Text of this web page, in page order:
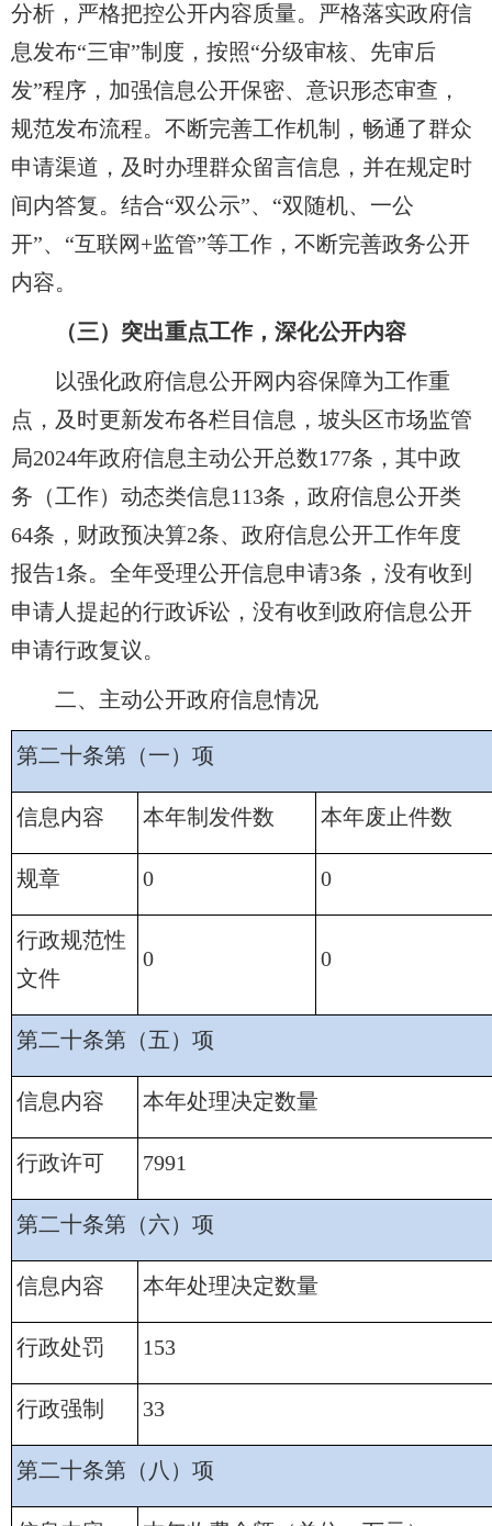
分析，严格把控公开内容质量。严格落实政府信
息发布“三审”制度，按照“分级审核、先审后
发”程序，加强信息公开保密、意识形态审查，
规范发布流程。不断完善工作机制，畅通了群众
申请渠道，及时办理群众留言信息，并在规定时
间内答复。结合“双公示”、“双随机、一公
开”、“互联网+监管”等工作，不断完善政务公开
内容。
（三）突出重点工作，深化公开内容
以强化政府信息公开网内容保障为工作重
点，及时更新发布各栏目信息，坡头区市场监管
局2024年政府信息主动公开总数177条，其中政
务（工作）动态类信息113条，政府信息公开类
64条，财政预决算2条、政府信息公开工作年度
报告1条。全年受理公开信息申请3条，没有收到
申请人提起的行政诉讼，没有收到政府信息公开
申请行政复议。
二、主动公开政府信息情况
第二十条第（一）项
信息内容 本年制发件数 本年废止件数
规章 0 0
行政规范性
文件
0 0
第二十条第（五）项
信息内容 本年处理决定数量
行政许可 7991
第二十条第（六）项
信息内容 本年处理决定数量
行政处罚 153
行政强制 33
第二十条第（八）项